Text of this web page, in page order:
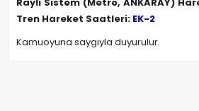
Tren Hareket Saatleri: EK-2
Kamuoyuna saygıyla duyurulur.